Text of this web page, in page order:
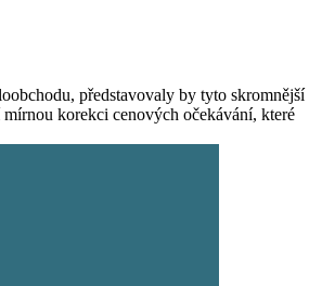
představovaly by tyto skromnější
korekci cenových očekávání, které